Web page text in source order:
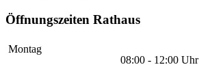
Öffnungszeiten Rathaus
Montag
08:00 - 12:00 Uhr